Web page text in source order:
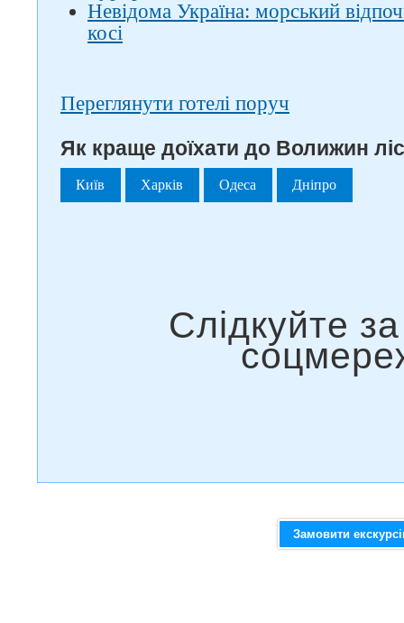
Невідома Україна: морський
косі
Переглянути готелі поруч
Як краще доїхати до Волижин
Київ Харків Одеса Дніпро
Замовити